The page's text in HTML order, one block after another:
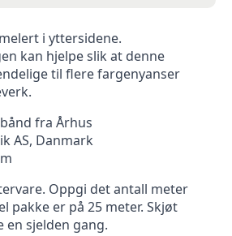
i yttersidene.
kan hjelpe slik at denne
til flere fargenyanser
fra Århus
AS, Danmark
Oppgi det antall meter
pakke er på 25 meter. Skjøt
en sjelden gang.